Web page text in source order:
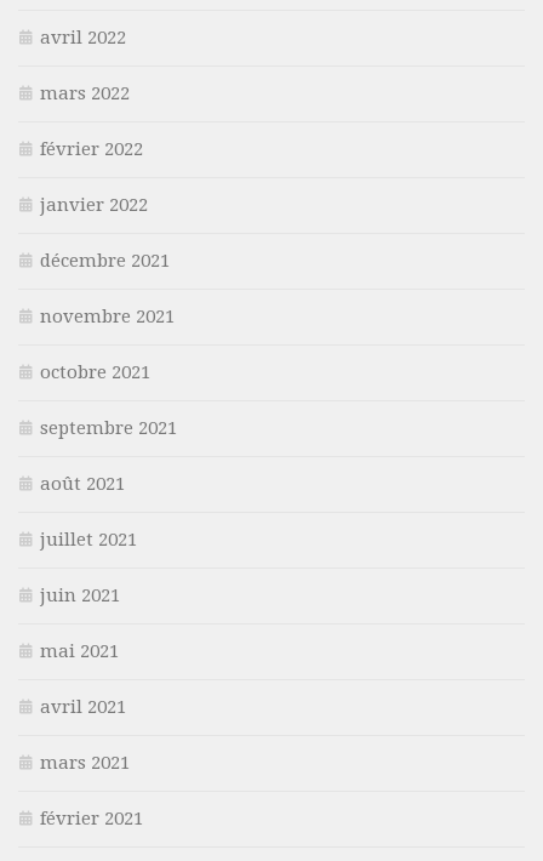
avril 2022
mars 2022
février 2022
janvier 2022
décembre 2021
novembre 2021
octobre 2021
septembre 2021
août 2021
juillet 2021
juin 2021
mai 2021
avril 2021
mars 2021
février 2021